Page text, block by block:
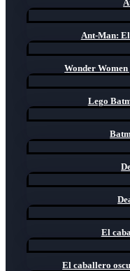
Ant-Man:
Wonder
Lego
El
El caballero